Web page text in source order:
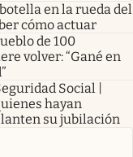
en la rueda del
cómo actuar
de 100
volver: “Gané en
Social |
hayan
su jubilación